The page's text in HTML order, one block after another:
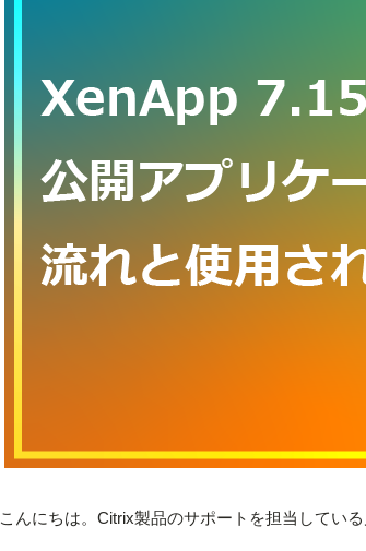
こんにちは。Citrix製品のサポートを担当してい